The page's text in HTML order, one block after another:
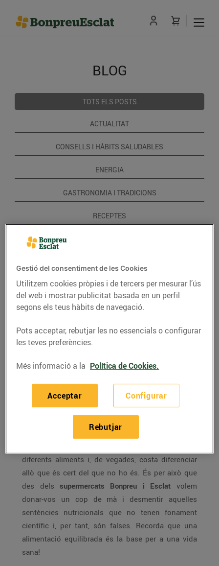
BLOG
TOTS ELS POSTS
ACTUALITAT
CONSELLS I HÀBITS SALUDABLES
ENERGIA
GASTRONOMIA I TRADICIONS
RECEPTES
CONSELLS I HÀBITS SALUDABLES
Mites sobre
l'alimentació
08/de febrer/2016
diferents aliments i, de vegades, costa diferenciar
allò que és cert del que no ho és. És per això que
des dels supermercats Bonpreu i Esclat volem
donar-vos un cop de mà i desmentir aquelles
sentències nutricionals que no tenen fonament
científic i, per tant, són falses. Recorda que una
alimentació equilibrada és la base per a una vida
sana!
Gestió del consentiment de les Cookies
Utilitzem cookies pròpies i de tercers per mesurar l’ús
del web i mostrar publicitat basada en un perfil
segons els teus hàbits de navegació.
Pots acceptar, rebutjar les no essencials o configurar
les teves preferències.
Més informació a la Política de Cookies.
Configurar
Rebutjar
Acceptar